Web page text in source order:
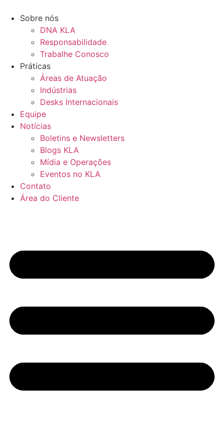
para
conteúdo
Sobre nós
DNA KLA
Responsabilidade
Trabalhe Conosco
Práticas
Áreas de Atuação
Indústrias
Desks Internacionais
Equipe
Notícias
Boletins e Newsletters
Blogs KLA
Mídia e Operações
Eventos no KLA
Contato
Área do Cliente